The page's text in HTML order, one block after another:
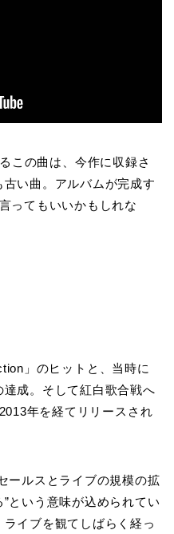
この曲は、今作に収録さ
い曲。アルバムが完成す
ってもいいかもしれな
」のヒットと、当時に
成。そして紅白歌合戦へ
年を経てリリースされ
ールスとライブの規模の拡
という意味が込められてい
イブを観てしばらく経っ